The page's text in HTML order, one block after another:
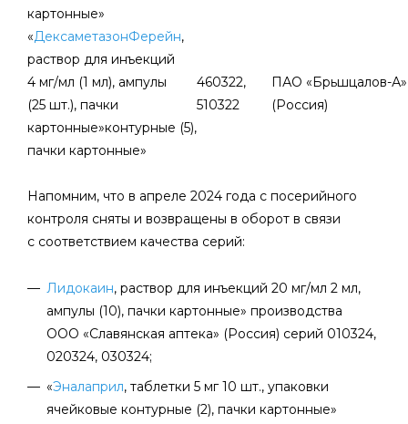
картонные»
«ДексаметазонФерейн,
раствор для инъекций
4 мг/мл (1 мл), ампулы
(25 шт.), пачки
картонные»контурные (5),
пачки картонные»
460322,
510322
ПАО «Брьшцалов-А»
(Россия)
Напомним, что в апреле 2024 года с посерийного
контроля сняты и возвращены в оборот в связи
с соответствием качества серий:
Лидокаин, раствор для инъекций 20 мг/мл 2 мл,
ампулы (10), пачки картонные» производства
ООО «Славянская аптека» (Россия) серий 010324,
020324, 030324;
«Эналаприл, таблетки 5 мг 10 шт., упаковки
ячейковые контурные (2), пачки картонные»